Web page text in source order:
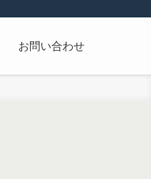
お問い合わせ